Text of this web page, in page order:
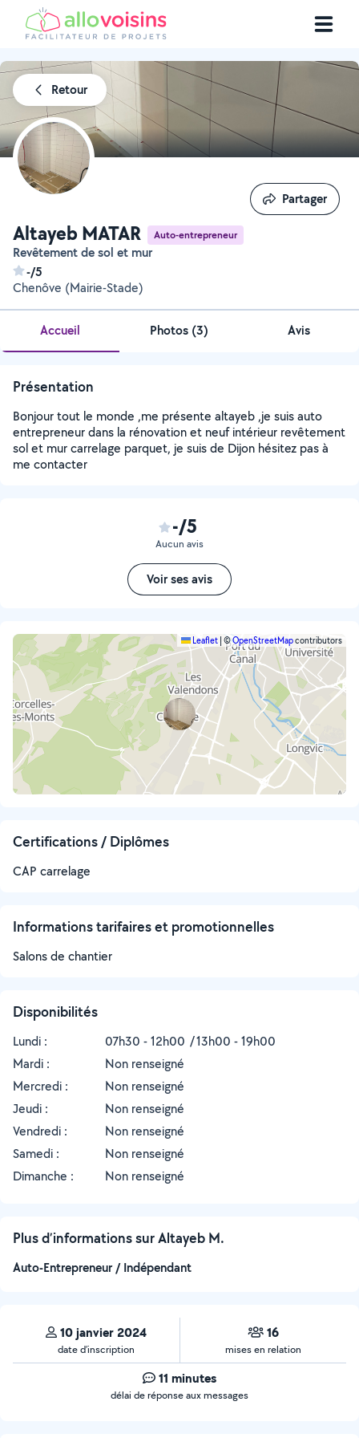
Retour
Altayeb MATAR Auto-entrepreneur
Revêtement de sol et mur
-/5
Chenôve (Mairie-Stade)
Partager
Partager
Accueil Photos (3) Avis
Présentation
Bonjour tout le monde ,me présente altayeb ,je suis auto
entrepreneur dans la rénovation et neuf intérieur revêtement
sol et mur carrelage parquet, je suis de Dijon hésitez pas à
me contacter
-/5
Aucun avis
Voir ses avis
Leaflet ©OpenStreetMapcontributors
Certifications / Diplômes
CAP carrelage
Informations tarifaires et promotionnelles
Salons de chantier
Disponibilités
Lundi : 07h30 - 12h00
13h00 - 19h00
Mardi :
Non renseigné
Mercredi :
Non renseigné
Jeudi :
Non renseigné
Vendredi :
Non renseigné
Samedi :
Non renseigné
Dimanche :
Non renseigné
Plus d’informations sur Altayeb M.
Auto-Entrepreneur / Indépendant
10 janvier 2024
date d’inscription
16
mises en relation
11 minutes
délai de réponse aux messages